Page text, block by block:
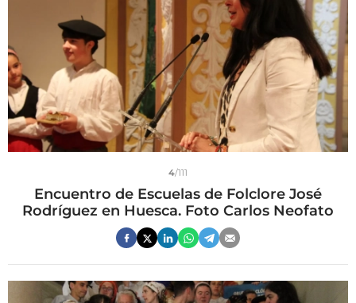
4/111
Encuentro de Escuelas de Folclore José
Rodríguez en Huesca. Foto Carlos Neofato